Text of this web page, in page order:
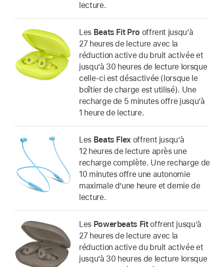
lecture.
Les Beats Fit Pro offrent jusqu’à
27 heures de lecture avec la
réduction active du bruit activée et
jusqu’à 30 heures de lecture lorsque
celle-ci est désactivée (lorsque le
boîtier de charge est utilisé). Une
recharge de 5 minutes offre jusqu’à
1 heure de lecture.
Les Beats Flex offrent jusqu’à
12 heures de lecture après une
recharge complète. Une recharge de
10 minutes offre une autonomie
maximale d’une heure et demie de
lecture.
Les Powerbeats Fitoffrent jusqu’à
27 heures de lecture avec la
réduction active du bruit activée et
jusqu’à 30 heures de lecture lorsque